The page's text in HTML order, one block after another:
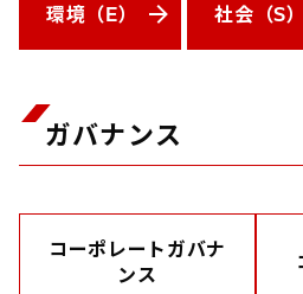
環境（E） 社会（S）
ガバナンス
コーポレートガバナ
ンス